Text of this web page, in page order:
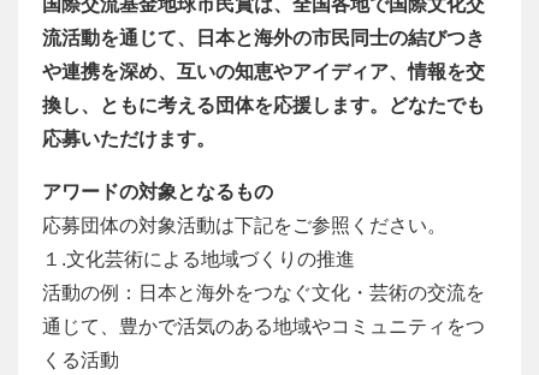
国際交流基金地球市民賞は、全国各地で国際文化交
流活動を通じて、日本と海外の市民同士の結びつき
や連携を深め、互いの知恵やアイディア、情報を交
換し、ともに考える団体を応援します。どなたでも
応募いただけます。
アワードの対象となるもの
応募団体の対象活動は下記をご参照ください。
１.文化芸術による地域づくりの推進
活動の例：日本と海外をつなぐ文化・芸術の交流を
通じて、豊かで活気のある地域やコミュニティをつ
くる活動